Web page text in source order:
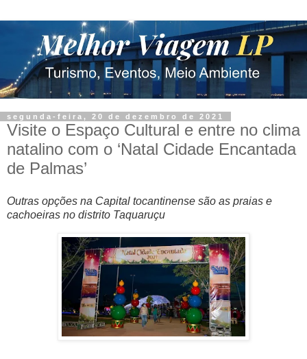
segunda-feira, 20 de dezembro de 2021
Visite o Espaço Cultural e entre no clima
natalino com o ‘Natal Cidade Encantada
de Palmas’
Outras opções na Capital tocantinense são as praias e
cachoeiras no distrito Taquaruçu